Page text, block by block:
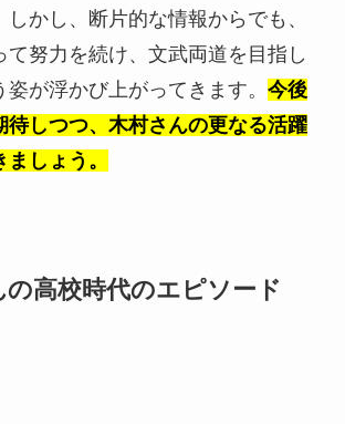
しかし、断片的な情報からでも、
て努力を続け、文武両道を目指し
が浮かび上がってきます。 今後
待しつつ、木村さんの更なる活躍
しょう。
高校時代のエピソード